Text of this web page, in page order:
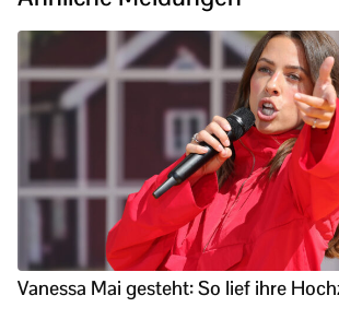
Vanessa Mai gesteht: So lief ihre